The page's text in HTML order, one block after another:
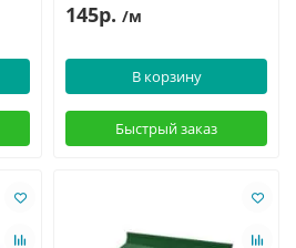
145р. /м
В корзину
Быстрый заказ